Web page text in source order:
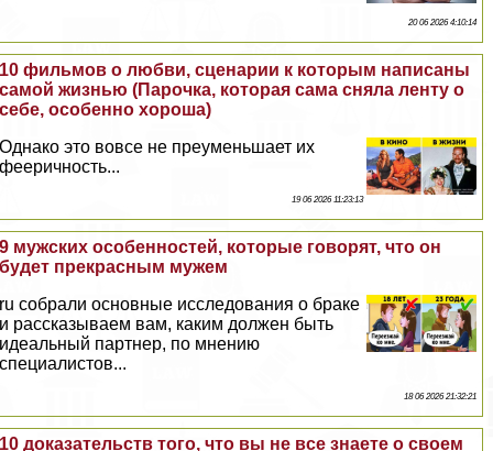
20 06 2026 4:10:14
10 фильмов о любви, сценарии к которым написаны
самой жизнью (Парочка, которая сама сняла ленту о
себе, особенно хороша)
Однако это вовсе не преуменьшает их
фееричность...
19 06 2026 11:23:13
9 мужских особенностей, которые говорят, что он
будет прекрасным мужем
ru собрали основные исследования о бpaке
и рассказываем вам, каким должен быть
идеальный партнер, по мнению
специалистов...
18 06 2026 21:32:21
10 доказательств того, что вы не все знаете о своем